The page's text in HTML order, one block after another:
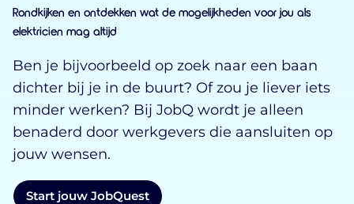
Rondkijken en ontdekken wat de mogelijkheden voor jou als
elektricien mag altijd
Ben je bijvoorbeeld op zoek naar een baan
dichter bij je in de buurt? Of zou je liever iets
minder werken? Bij JobQ wordt je alleen
benaderd door werkgevers die aansluiten op
jouw wensen.
Start jouw JobQuest